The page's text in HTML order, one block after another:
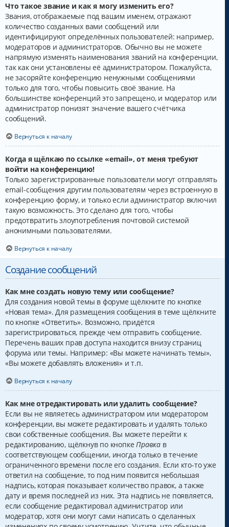
Что такое звание и как я могу изменить его?
Звания, отображаемые под вашим именем, отражают
количество созданных вами сообщений или
идентифицируют определённых пользователей: например,
модераторов и администраторов. Обычно вы не можете
напрямую изменять наименования званий на конференции,
так как они установлены её администратором. Пожалуйста,
не засоряйте конференцию ненужными сообщениями
только для того, чтобы повысить своё звание. На
большинстве конференций это запрещено, и модератор или
администратор понизят значение вашего счётчика
сообщений.
Вернуться к началу
Когда я щёлкаю по ссылке «email», от меня требуют
войти на конференцию!
Только зарегистрированные пользователи могут отправлять
email-сообщения другим пользователям через встроенную в
конференцию форму, и только если администратор включил
такую возможность. Это сделано для того, чтобы
предотвратить злоупотребления почтовой системой
анонимными пользователями.
Вернуться к началу
Создание сообщений
Как мне создать новую тему или сообщение?
Для создания новой темы в форуме щёлкните по кнопке
«Новая тема». Для размещения сообщения в теме щёлкните
по кнопке «Ответить». Возможно, придётся
зарегистрироваться, прежде чем отправить сообщение.
Перечень ваших прав доступа находится внизу страниц
форума или темы. Например: «Вы можете начинать темы»,
«Вы можете добавлять вложения» и т.п.
Вернуться к началу
Как мне отредактировать или удалить сообщение?
Если вы не являетесь администратором или модератором
конференции, вы можете редактировать и удалять только
свои собственные сообщения. Вы можете перейти к
редактированию, щёлкнув по кнопкеПравка в
соответствующем сообщении, иногда только в течение
ограниченного времени после его создания. Если кто-то уже
ответил на сообщение, то под ним появится небольшая
надпись, которая показывает количество правок, а также
дату и время последней из них. Эта надпись не появляется,
если сообщение редактировал администратор или
модератор, хотя они могут сами написать о сделанных